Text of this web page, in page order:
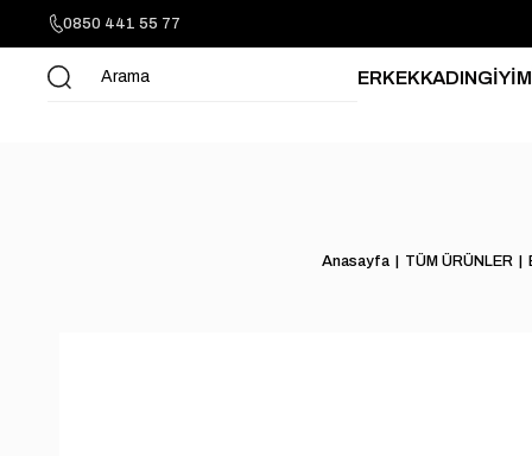
0850 441 55 77
ERKEKKADINGİYİM
Anasayfa TÜM ÜRÜNLER